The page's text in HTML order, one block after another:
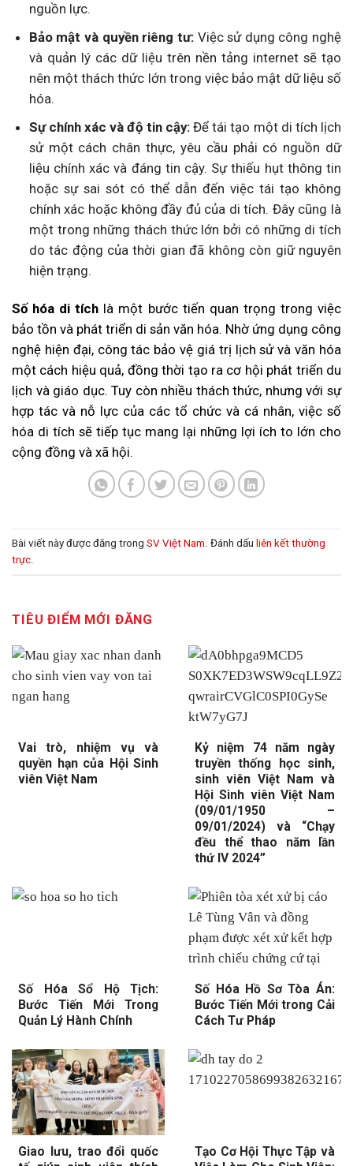
nguồn lực.
Bảo mật và quyền riêng tư:Việc sử dụng công nghệ
và quản lý các dữ liệu trên nền tảng internet sẽ tạo
nên một thách thức lớn trong việc bảo mật dữ liệu số
hóa.
Sự chính xác và độ tin cậy: Để tái tạo một di tích lịch
sử một cách chân thực, yêu cầu phải có nguồn dữ
liệu chính xác và đáng tin cậy. Sự thiếu hụt thông tin
hoặc sự sai sót có thể dẫn đến việc tái tạo không
chính xác hoặc không đầy đủ của di tích. Đây cũng là
một trong những thách thức lớn bởi có những di tích
do tác động của thời gian đã không còn giữ nguyên
hiện trạng.
Số hóa di tích là một bước tiến quan trọng trong việc
bảo tồn và phát triển di sản văn hóa. Nhờ ứng dụng công
nghệ hiện đại, công tác bảo vệ giá trị lịch sử và văn hóa
một cách hiệu quả, đồng thời tạo ra cơ hội phát triển du
lịch và giáo dục. Tuy còn nhiều thách thức, nhưng với sự
hợp tác và nỗ lực của các tổ chức và cá nhân, việc số
hóa di tích sẽ tiếp tục mang lại những lợi ích to lớn cho
cộng đồng và xã hội.
Bài viết này được đăng trong SV Việt Nam . Đánh dấu liên kết thường
trực
TIÊU ĐIỂM MỚI ĐĂNG
Vai trò, nhiệm vụ và
quyền hạn của Hội Sinh
viên Việt Nam
Kỷ niệm 74 năm ngày
truyền thống học sinh,
sinh viên Việt Nam và
Hội Sinh viên Việt Nam
(09/01/1950 –
09/01/2024) và “Chạy
đều thể thao năm lần
thứ IV 2024”
Số Hóa Sổ Hộ Tịch:
Bước Tiến Mới Trong
Quản Lý Hành Chính
Số Hóa Hồ Sơ Tòa Án:
Bước Tiến Mới trong Cải
Cách Tư Pháp
Giao lưu, trao đổi quốc
Tạo Cơ Hội Thực Tập và